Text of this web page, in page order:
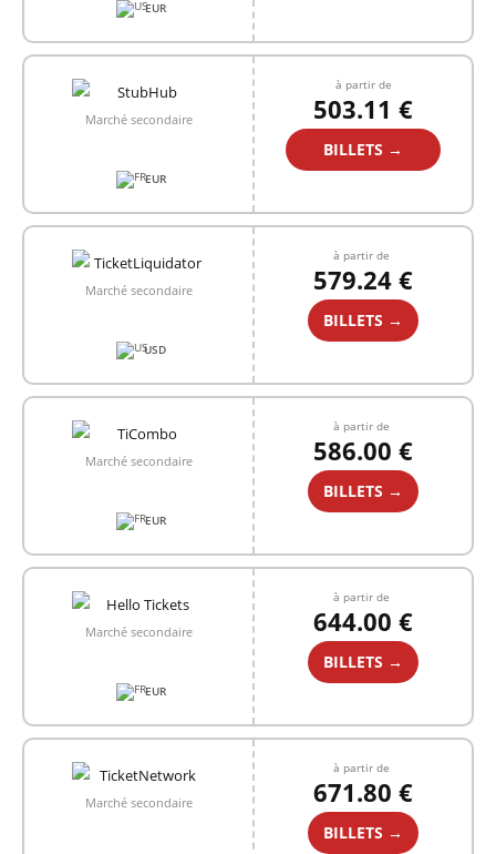
EUR
Marché secondaire
EUR
à partir de
503.11 €
BILLETS →
Marché secondaire
USD
à partir de
579.24 €
BILLETS →
Marché secondaire
EUR
à partir de
586.00 €
BILLETS →
Marché secondaire
EUR
à partir de
644.00 €
BILLETS →
Marché secondaire
à partir de
671.80 €
BILLETS →